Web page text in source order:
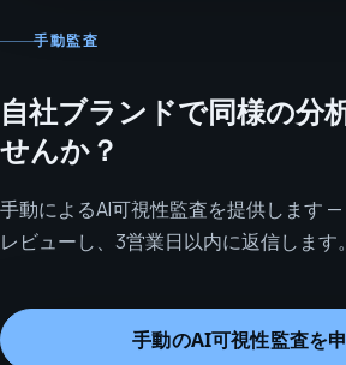
手動監査
自社ブランドで同様の分
せんか？
手動によるAI可視性監査を提供します
レビューし、3営業日以内に返信します。
手動のAI可視性監査を